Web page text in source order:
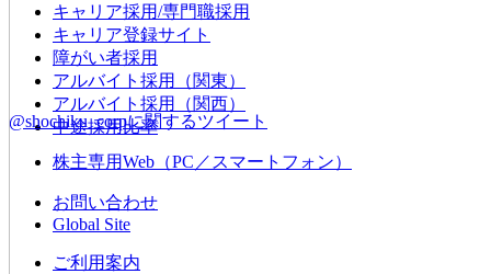
キャリア採用/専門職採用
キャリア登録サイト
障がい者採用
アルバイト採用（関東）
アルバイト採用（関西）
中途採用比率
@shochiku_corpに関するツイート
株主専用Web（PC／スマートフォン）
お問い合わせ
Global Site
ご利用案内